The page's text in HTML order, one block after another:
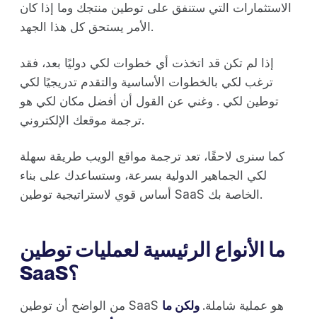
الاستثمارات التي ستنفق على توطين منتجك وما إذا كان
الأمر يستحق كل هذا الجهد.
إذا لم تكن قد اتخذت أي خطوات لكي دوليًا بعد، فقد
ترغب لكي بالخطوات الأساسية والتقدم تدريجيًا لكي
توطين لكي . وغني عن القول أن أفضل مكان لكي هو
ترجمة موقعك الإلكتروني.
كما سنرى لاحقًا، تعد ترجمة مواقع الويب طريقة سهلة
لكي الجماهير الدولية بسرعة، وستساعدك على بناء
أساس قوي لاستراتيجية توطين SaaS الخاصة بك.
ما الأنواع الرئيسية لعمليات توطين
SaaS؟
من الواضح أن توطين SaaS هو عملية شاملة. ولكن ما